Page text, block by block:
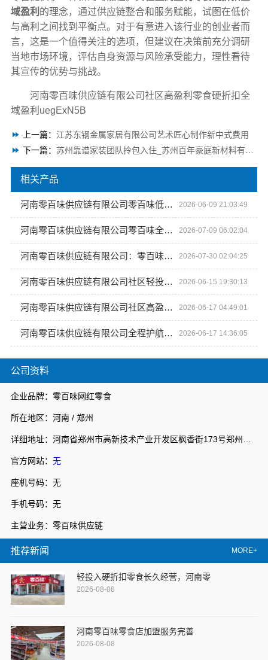
公司资料
企业品牌：零百味网红零食
所在地区：河南 / 郑州
详细地址：河南省郑州市高新技术产业开发区枫香街173号郑州天健湖智联网产业园3号楼7层706室
官方网站： 无
座机号码：无
手机号码：无
主营业务：零百味供应链
推荐新闻 MORE+
轻投入硬折扣零食长久经营，河南零
2026-08-08
河南零百味零食店加盟服务完善
2026-08-08
域盈利 的理念，通过供应链整合和服务赋能，试图在低价
与高利之间找到平衡点。对于有意进入该行业的创业者而
言，这是一个值得关注的选项，但建议在决策前充分调研
当地市场环境，评估自身资源与风险承受能力，理性看待
其宣传的优势与挑战。
河南零百味供应链有限公司社区高盈利零食硬折扣全
域盈利uegExN5B
上一篇： 江苏东钢金属家居有限公司艺术匠心制作新中式费用
下一篇： 苏州靠谱家装团队拎包入住_苏州百年豪庭新材料有限公司
相关产品
河南零百味供应链有限公司零百味低成本零食硬折扣适配全场景 2026-06-09 21:03:49
河南零百味供应链有限公司零百味全程护航零食硬折扣线上线下联动 2026-07-09 06:02:04
河南零百味供应链有限公司：零百味全程护航零食硬折扣线上线下联动 2026-07-30 02:04:25
河南零百味供应链有限公司社区轻投入硬折扣零食铺低风险经营 2026-06-15 19:30:13
河南零百味供应链有限公司社区高盈利零食硬折扣全域盈利 2026-06-17 04:49:01
河南零百味供应链有限公司全程护航量贩零食铺无忧经营 2026-06-17 14:36:05